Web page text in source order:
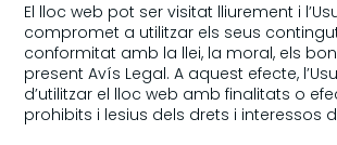
El lloc web pot ser visitat lliurement i
compromet a utilitzar els seus
conformitat amb la llei, la moral, els
present Avís Legal. A aquest efecte,
d’utilitzar el lloc web amb finalitats o
prohibits i lesius dels drets i interessos